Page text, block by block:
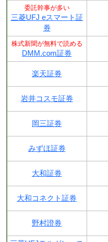
委託幹事が多い
三菱UFJ eスマート証
券
株式新聞が無料で読める
DMM.com証券
楽天証券
岩井コスモ証券
岡三証券
みずほ証券
大和証券
大和コネクト証券
野村證券